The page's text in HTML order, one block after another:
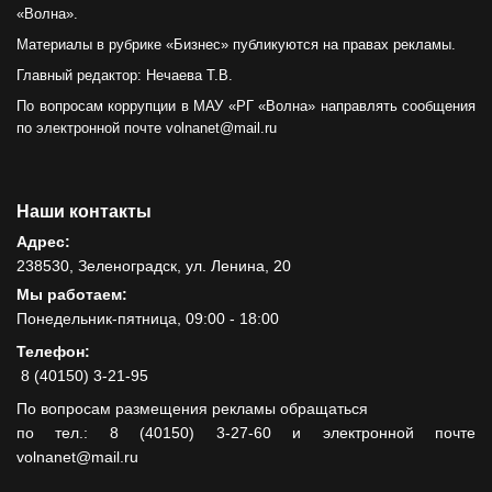
«Волна».
Материалы в рубрике «Бизнес» публикуются на правах рекламы.
Главный редактор: Нечаева Т.В.
По вопросам коррупции в МАУ «РГ «Волна» направлять сообщения
по электронной почте volnanet@mail.ru
Наши контакты
Адрес:
238530, Зеленоградск, ул. Ленина, 20
Мы работаем:
Понедельник-пятница, 09:00 - 18:00
Телефон:
8 (40150) 3-21-95
По вопросам размещения рекламы обращаться
по тел.: 8 (40150) 3-27-60 и электронной почте
volnanet@mail.ru